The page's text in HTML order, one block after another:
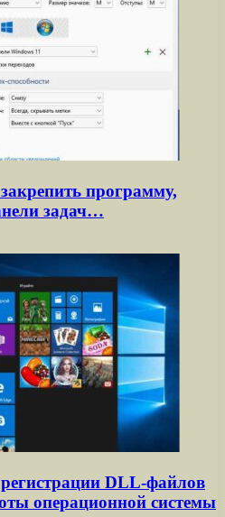
программу,
задач…
DLL-файлов
операционной системы